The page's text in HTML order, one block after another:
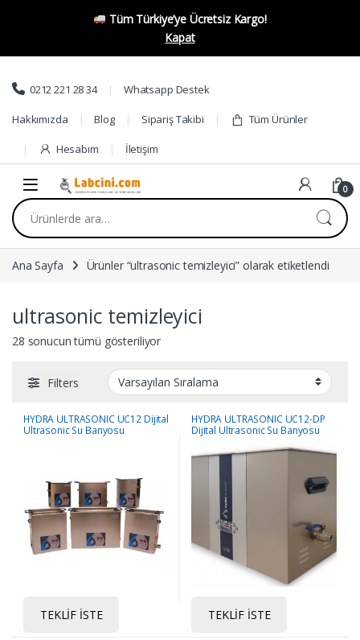
Tüm Türkiye’ye Ücretsiz Kargo!
Kapat
Skip to navigation
Skip to content
0212 221 28 34 Whatsapp Destek
Hakkımızda Blog Sipariş Takibi Tüm Ürünler
Hesabım İletişim
0
Ara:
Ana Sayfa Ürünler “ultrasonic temizleyici” olarak etiketlendi
ultrasonic temizleyici
28 sonucun tümü gösteriliyor
Filters
HYDRA ULTRASONIC UC12 Dijital
Ultrasonic Su Banyosu
TEKLIF İSTE
HYDRA ULTRASONIC UC12-DP
Dijital Ultrasonic Su Banyosu
TEKLIF İSTE